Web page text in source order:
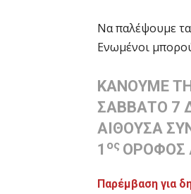
Να παλέψουμε
Ενωμένοι
ΚΑΝΟΥΜΕ
ΣΑΒΒΑΤΟ 7
ΑΙΘΟΥΣΑ
1 ος ΟΡΟΦΟΣ
Παρέμβαση για